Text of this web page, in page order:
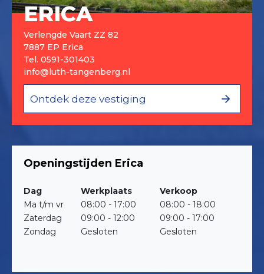
ERICA
Verlengde Vaart ZZ 82
7887 EP Erica
Tel. 0591-301403
info@luth-tangenberg.nl
Ontdek deze vestiging
Openingstijden Erica
Dag Werkplaats
Verkoop
Ma t/m vr
08:00 - 17:00
08:00 - 18:00
Zaterdag
09:00 - 12:00
09:00 - 17:00
Zondag
Gesloten Gesloten